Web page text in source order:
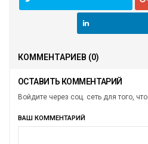
КОММЕНТАРИЕВ (0)
ОСТАВИТЬ КОММЕНТАРИЙ
Войдите через соц. сеть для того,
ВАШ КОММЕНТАРИЙ